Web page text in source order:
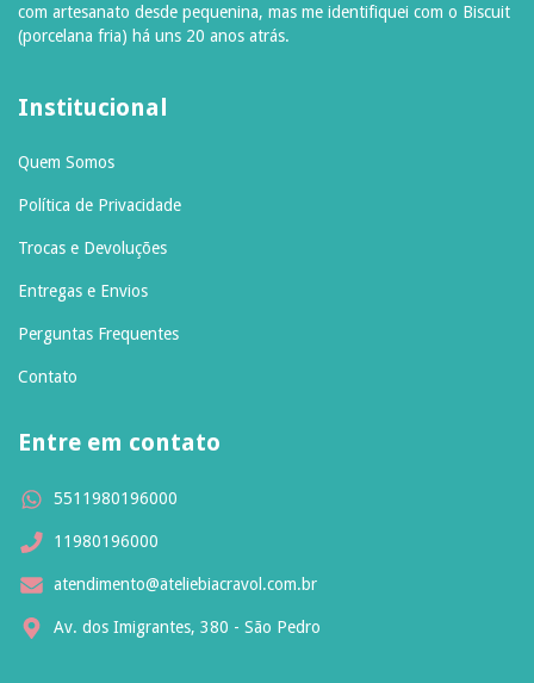
com artesanato desde pequenina, mas me identifiquei com o Biscuit
(porcelana fria) há uns 20 anos atrás.
Institucional
Quem Somos
Política de Privacidade
Trocas e Devoluções
Entregas e Envios
Perguntas Frequentes
Contato
Entre em contato
5511980196000
11980196000
atendimento@ateliebiacravol.com.br
Av. dos Imigrantes, 380 - São Pedro